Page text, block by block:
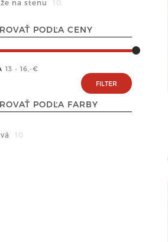
na stenu 10
PODĽA CENY
13 - 16 ,-€
PODĽA FARBY
10